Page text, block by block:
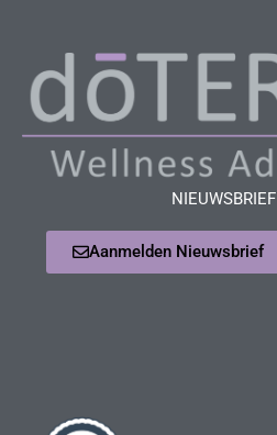
NIEUWSBRIEF
Aanmelden Nieuwsbrief